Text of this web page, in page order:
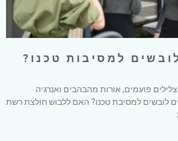
למסיבות טכנו?
פועמים, אורות מהבהבים ואנרגיה
לובשים למסיבת טכנו? האם ללבוש חולצת רשת